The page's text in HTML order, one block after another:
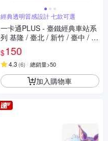
經典透明質感設計 七款可選
一卡通PLUS - 臺鐵經典車站系
列 基隆 / 臺北 / 新竹 / 臺中 / 嘉
$150
4.3 (6) 總銷量>50
加入購物車